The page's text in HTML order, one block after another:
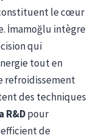
le cœur
İmamoğlu intègre
qui
tout en
refroidissement
des techniques
R&Dpour
de